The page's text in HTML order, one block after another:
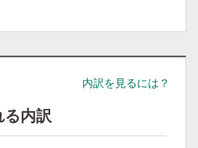
内訳を見るには？
内訳